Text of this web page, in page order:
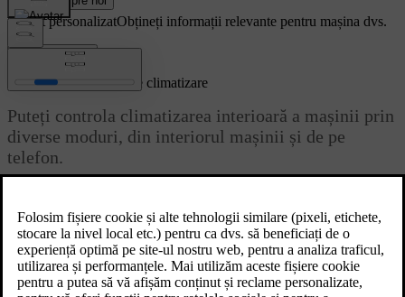
Suport personalizatObțineți informații relevante pentru mașina dvs.
Conectează-te
Butoanele sistemului de climatizare
Puteți controla climatizarea interioară a mașinii prin
diverse moduri, din interiorul mașinii și de pe
telefon.
în afișajul central. Pasagerii de pe locurile din spate pot să își seteze
temperatura preferată și nivelul ventilatorului din panoul pentru
scaunele spate din consola tunel. Există, de asemenea, câteva
butoane fizice, cum ar fi butoanele de degivrare situate sub afișajul
central.